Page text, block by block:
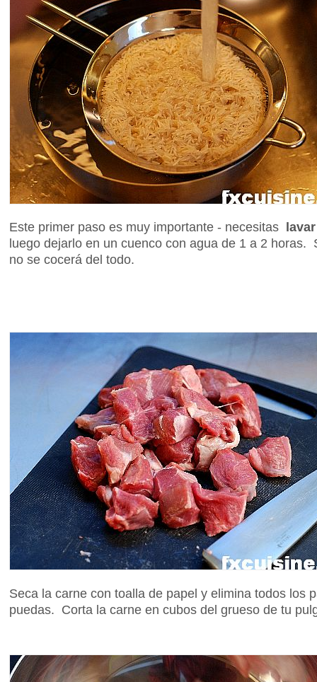
Este primer paso es muy importante - necesitas
luego dejarlo en un cuenco con agua de 1 a 2 horas.
no se cocerá del todo.
Seca la carne con toalla de papel y elimina todos los
puedas. Corta la carne en cubos del grueso de tu